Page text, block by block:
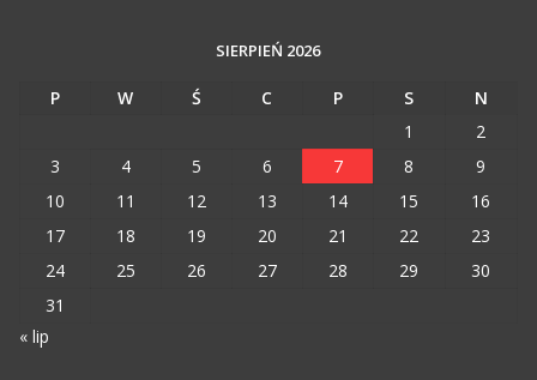
SIERPIEŃ 2026
P W Ś C P S
N
1
2
3
4 5 6 7 8
9
10
11 12 13 14 15
16
17
18 19 20 21 22
23
24
25 26 27 28 29
30
31
« lip